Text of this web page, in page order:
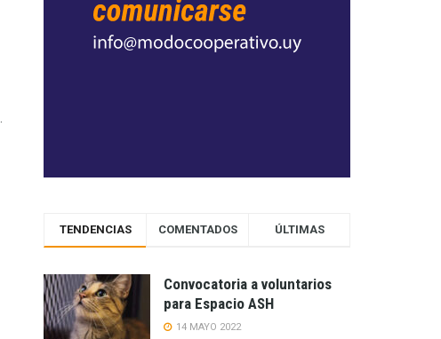
TENDENCIAS COMENTADOS ÚLTIMAS
Convocatoria a voluntarios
para Espacio ASH
14 MAYO 2022